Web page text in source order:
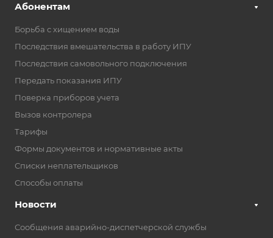
Абонентам
Борьба с хищением воды
Последствия вмешательства в работу ИПУ
Последствия самовольного подключения
Передать показания ИПУ
Поверка приборов учета
Вызов контролера
Тарифы
Формы документов и нормативные акты
Списки неплательщиков
Способы оплаты
Новости
Сообщения аварийно-диспетчерской службы